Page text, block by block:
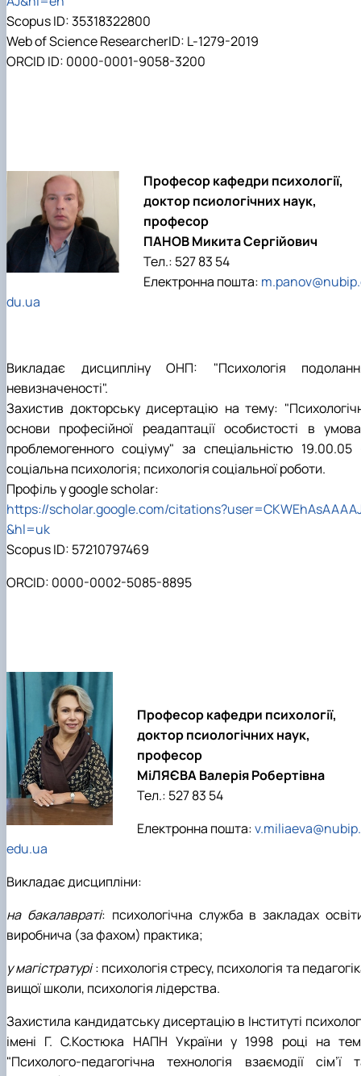
Scopus ID: 35318322800
Web of Science ResearcherID: L-1279-2019
ORCID ID: 0000-0001-9058-3200
Професор кафедри психології,
доктор псиологічних наук,
професор
ПАНОВ Микита Сергійович
Тел.: 527 83 54
Електронна пошта:
du.ua
Викладає дисципліну ОНП: "Психологія
невизначеності".
Захистив докторську дисертацію на тему: "
основи професійної реадаптації особистості в
проблемогенного соціуму" за спеціальністю 19.00.05
соціальна психологія; психологія соціальної роботи.
Профіль у google scholar:
https://scholar.google.com/
&hl=uk
Scopus ID: 57210797469
ORCID: 0000-0002-5085-8895
Професор кафедри психології,
доктор псиологічних наук,
професор
МіЛЯЄВА Валерія Робертівна
Тел.: 527 83 54
Електронна пошта:v.miliaeva@nubip.
edu.ua
Викладає дисципліни:
на бакалавраті: психологічна служба в закладах
виробнича (за фахом) практика;
у магістратурі: психологія стресу, психологія та
вищої школи, психологія лідерства.
Захистила кандидатську дисертацію в Інституті
імені Г. С.Костюка НАПН України у 1998 році на
"Психолого-педагогічна технологія взаємодії сім’ї